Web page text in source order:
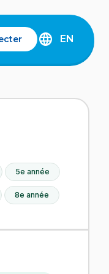
DISCOVER
EN
5e année
8e année